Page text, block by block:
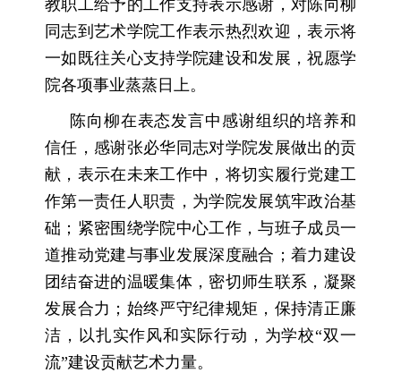
教职工给予的工作支持表示感谢，对陈向柳
同志到艺术学院工作表示热烈欢迎，表示将
一如既往关心支持学院建设和发展，祝愿学
院各项事业蒸蒸日上。
陈向柳在表态发言中感谢组织的培养和
信任，感谢张必华同志对学院发展做出的贡
献，表示在未来工作中，将切实履行党建工
作第一责任人职责，为学院发展筑牢政治基
础；紧密围绕学院中心工作，与班子成员一
道推动党建与事业发展深度融合；着力建设
团结奋进的温暖集体，密切师生联系，凝聚
发展合力；始终严守纪律规矩，保持清正廉
洁，以扎实作风和实际行动，为学校“双一
流”建设贡献艺术力量。